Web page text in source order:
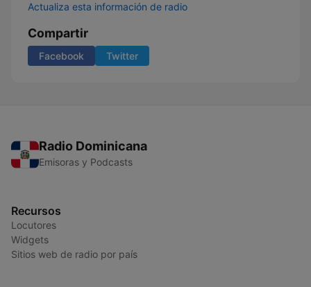
Actualiza esta información de radio
Compartir
Facebook Twitter
Radio Dominicana
Emisoras y Podcasts
Recursos
Locutores
Widgets
Sitios web de radio por país